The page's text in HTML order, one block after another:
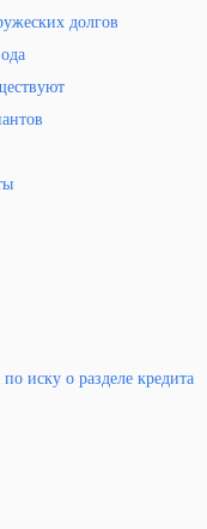
долгов
иску о разделе кредита